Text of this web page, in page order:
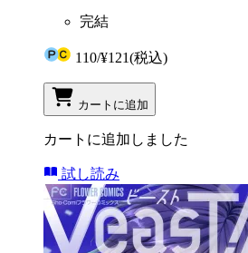
完結
110/¥121(税込)
カートに追加
カートに追加しました
試し読み